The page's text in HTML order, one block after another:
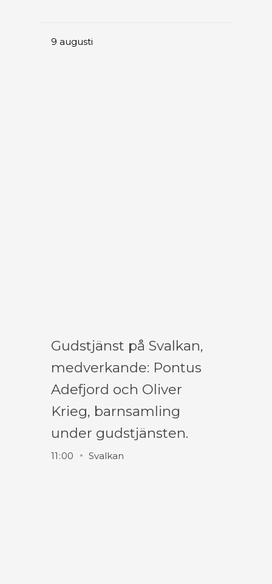
9 augusti
Gudstjänst på Svalkan,
medverkande: Pontus
Adefjord och Oliver
Krieg, barnsamling
under gudstjänsten.
11 :00 Svalkan